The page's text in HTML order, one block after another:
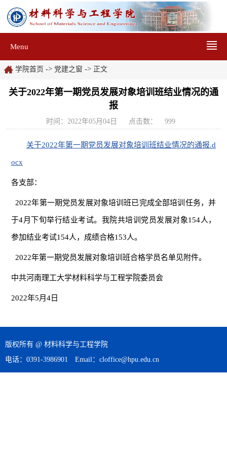
Menu
学院首页 -> 党建之窗 -> 正文
关于2022年第一期党员发展对象培训班结业情况的通
报
时间：2022年05月04日 点击数： 999
关于2022年第一期党员发展对象培训班结业情况的通报.d
ocx
各支部：
2022年第一期党员发展对象培训班已完成全部培训任务，并
于4月下旬举行结业考试。我院共培训党员发展对象154人，
参加结业考试154人，成绩合格153人。
2022年第一期党员发展对象培训班合格学员名单见附件。
中共河南理工大学材料科学与工程学院委员会
2022年5月4日
版权所有 @ 材料科学与工程学院
电话：0391-3986901 Email：cloffice@hpu.edu.cn